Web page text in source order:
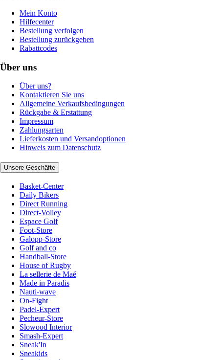
Mein Konto
Hilfecenter
Bestellung verfolgen
Bestellung zurückgeben
Rabattcodes
Über uns
Über uns?
Kontaktieren Sie uns
Allgemeine Verkaufsbedingungen
Rückgabe & Erstattung
Impressum
Zahlungsarten
Lieferkosten und Versandoptionen
Hinweis zum Datenschutz
Unsere Geschäfte
Basket-Center
Daily Bikers
Direct Running
Direct-Volley
Espace Golf
Foot-Store
Galopp-Store
Golf and co
Handball-Store
House of Rugby
La sellerie de Maé
Made in Paradis
Nauti-wave
On-Fight
Padel-Expert
Pecheur-Store
Slowood Interior
Smash-Expert
Sneak'In
Sneakids